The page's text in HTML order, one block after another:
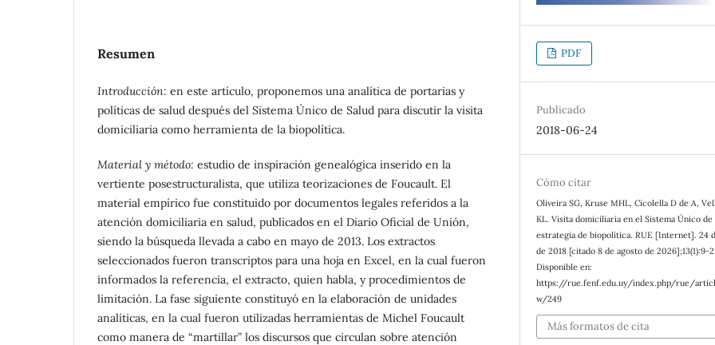
Resumen
Introducción: en este artículo, proponemos una analítica de portarias y
políticas de salud después del Sistema Único de Salud para discutir la visita
domiciliaria como herramienta de la biopolítica.
Material y método: estudio de inspiración genealógica inserido en la
vertiente posestructuralista, que utiliza teorizaciones de Foucault. El
material empírico fue constituido por documentos legales referidos a la
atención domiciliaria en salud, publicados en el Diario Oficial de Unión,
siendo la búsqueda llevada a cabo en mayo de 2013. Los extractos
seleccionados fueron transcriptos para una hoja en Excel, en la cual fueron
informados la referencia, el extracto, quien habla, y procedimientos de
limitación. La fase siguiente constituyó en la elaboración de unidades
analíticas, en la cual fueron utilizadas herramientas de Michel Foucault
como manera de “martillar” los discursos que circulan sobre atención
PDF
Publicado
2018-06-24
Cómo citar
Oliveira SG, Kruse MHL, Cicolella D de A,
KL. Visita domiciliaria en el Sistema Único de
estrategia de biopolítica. RUE [Internet]. 24
de 2018 [citado 8 de agosto de 2026];13(1):9-
Disponible en:
https://rue.fenf.edu.uy/index.php/rue/
w/249
Más formatos de cita